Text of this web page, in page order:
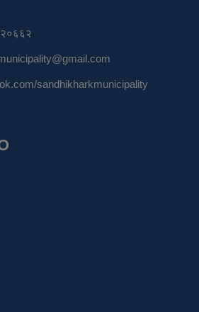
sandhikharkmunicipality